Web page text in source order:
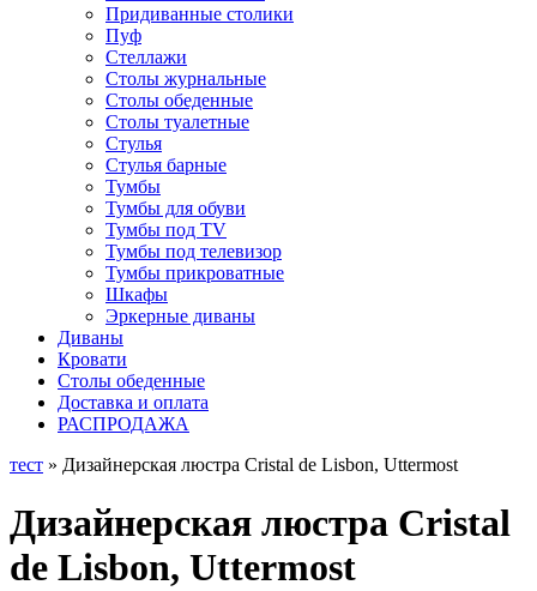
Придиванные столики
Пуф
Стеллажи
Столы журнальные
Столы обеденные
Столы туалетные
Стулья
Стулья барные
Тумбы
Тумбы для обуви
Тумбы под TV
Тумбы под телевизор
Тумбы прикроватные
Шкафы
Эркерные диваны
Диваны
Кровати
Столы обеденные
Доставка и оплата
РАСПРОДАЖА
тест » Дизайнерская люстра Cristal de Lisbon, Uttermost
Дизайнерская люстра Cristal
de Lisbon, Uttermost